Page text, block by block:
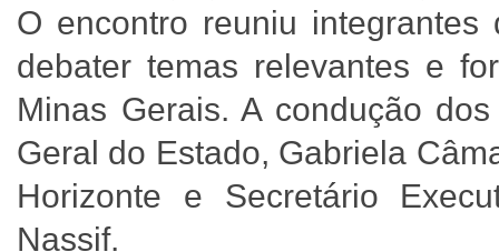
O encontro reuniu
debater temas relevantes e
Minas Gerais. A condução
Geral do Estado, Gabriela
Horizonte e Secretário
Nassif.